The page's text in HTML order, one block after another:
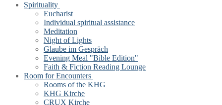
Spirituality
Eucharist
Individual spiritual assistance
Meditation
Night of Lights
Glaube im Gespräch
Evening Meal "Bible Edition"
Faith & Fiction Reading Lounge
Room for Encounters
Rooms of the KHG
KHG Kirche
CRUX Kirche